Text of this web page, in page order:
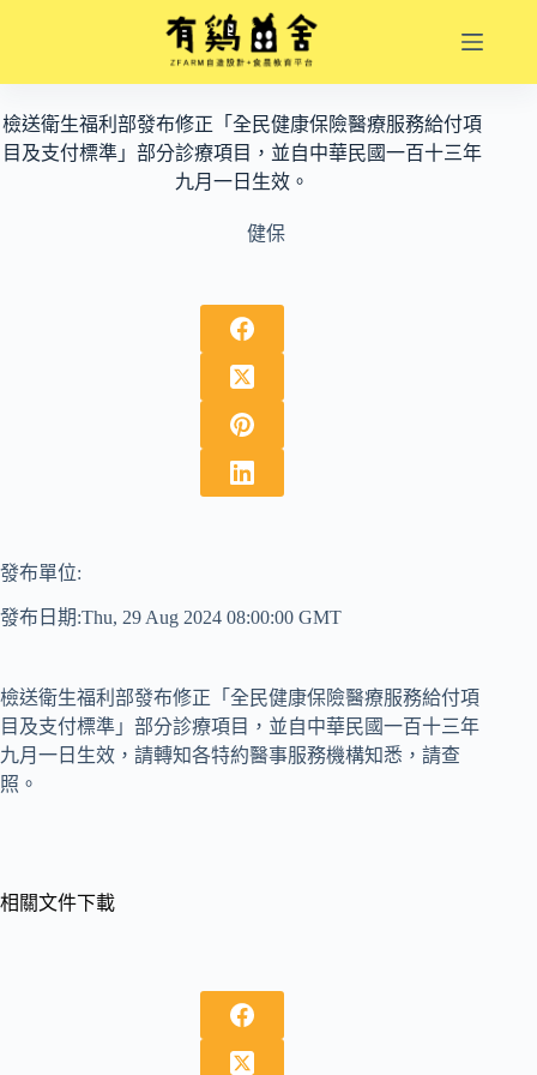
內
容
檢送衛生福利部發布修正「全民健康保險醫療服務給付項
目及支付標準」部分診療項目，並自中華民國一百十三年
九月一日生效。
健保
發布單位:
發布日期:Thu, 29 Aug 2024 08:00:00 GMT
檢送衛生福利部發布修正「全民健康保險醫療服務給付項
目及支付標準」部分診療項目，並自中華民國一百十三年
九月一日生效，請轉知各特約醫事服務機構知悉，請查
照。
相關文件下載